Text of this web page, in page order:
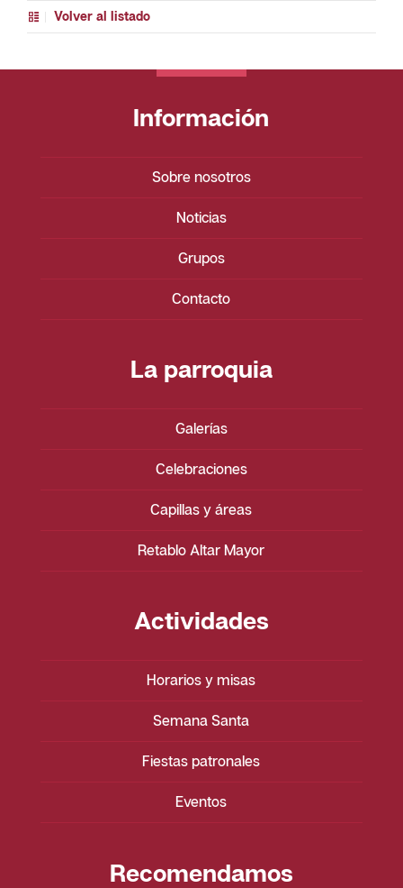
Volver al listado
Información
Sobre nosotros
Noticias
Grupos
Contacto
La parroquia
Galerías
Celebraciones
Capillas y áreas
Retablo Altar Mayor
Actividades
Horarios y misas
Semana Santa
Fiestas patronales
Eventos
Recomendamos